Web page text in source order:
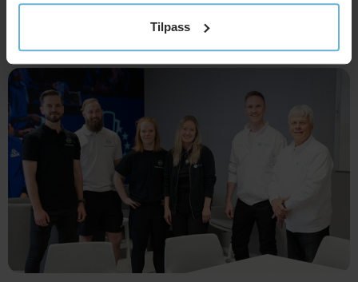
Tilpass
Målrettet kostholdsveiledning
med klinisk ernæringsfysiolog